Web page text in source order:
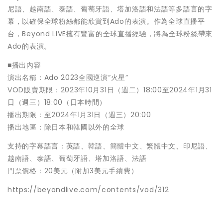
尼語、越南語、泰語、葡萄牙語、塔加洛語和法語等多語言的字
幕，以確保全球粉絲都能欣賞到Ado的表演。作為全球直播平
台，Beyond LIVE擁有豐富的全球直播經驗，將為全球粉絲帶來
Ado的表演。
■播出內容
演出名稱：Ado 2023全國巡演“火星”
VOD販賣期限：2023年10月31日（週二）18:00至2024年1月31
日（週三）18:00（日本時間）
播出期限：至2024年1月31日（週三）20:00
播出地區：除日本和韓國以外的全球
支持的字幕語言：英語、韓語、簡體中文、繁體中文、印尼語、
越南語、泰語、葡萄牙語、塔加洛語、法語
門票價格：20美元（附加3美元手續費）
https://beyondlive.com/contents/vod/312